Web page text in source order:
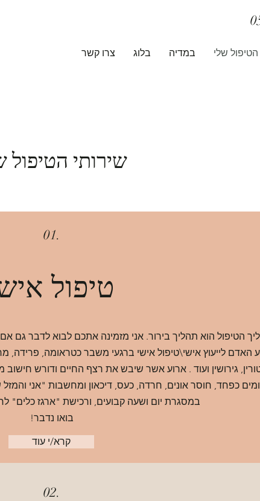
הטיפול שלי במדיה בלוג צרו קשר
שירותי הטיפול
01.
טיפול
הטיפול הוא תהליך בירור. אני מזמינה אתכם לבוא לדבר גם
האדם לייעוץ אישי\טיפול אישי ברגעי משבר כטראומה,
גירושין ועוד . ארוע אשר שיבש את רצף החיים ודורש
כפחד, חוסר אונים, חרדה, כעס, דיכאון ומחשבות "אני
במסגרת יום ושעה קבועים, ורכישת "ארגז כלים"
בואו נדבר!
קרא/י עוד
02.